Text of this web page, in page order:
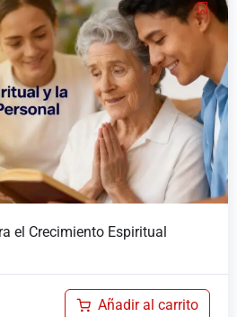
el Crecimiento Espiritual
Añadir al carrito